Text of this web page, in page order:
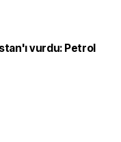
vurdu: Petrol